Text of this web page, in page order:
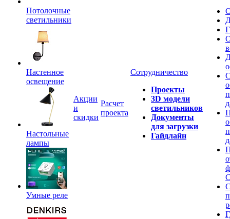
Потолочные
светильники
Настенное
освещение
Настольные
лампы
Умные реле
Акции
и
скидки
Расчет
проекта
Сотрудничество
Проекты
3D модели
светильников
Документы
для загрузки
Гайдлайн